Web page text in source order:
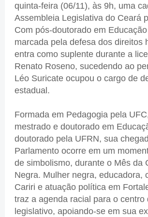
quinta-feira (06/11), às 9h, uma
Assembleia Legislativa do Ceará
Com pós-doutorado em
marcada pela defesa dos direitos
entra como suplente durante a
Renato Roseno, sucedendo ao
Léo Suricate ocupou o cargo de
estadual.
Formada em Pedagogia pela
mestrado e doutorado em
doutorado pela UFRN, sua
Parlamento ocorre em um
de simbolismo, durante o Mês da
Negra. Mulher negra, educadora,
Cariri e atuação política em
traz a agenda racial para o centro
legislativo, apoiando-se em sua